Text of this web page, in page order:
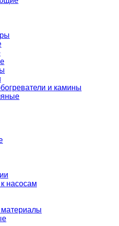
и камины
насосам